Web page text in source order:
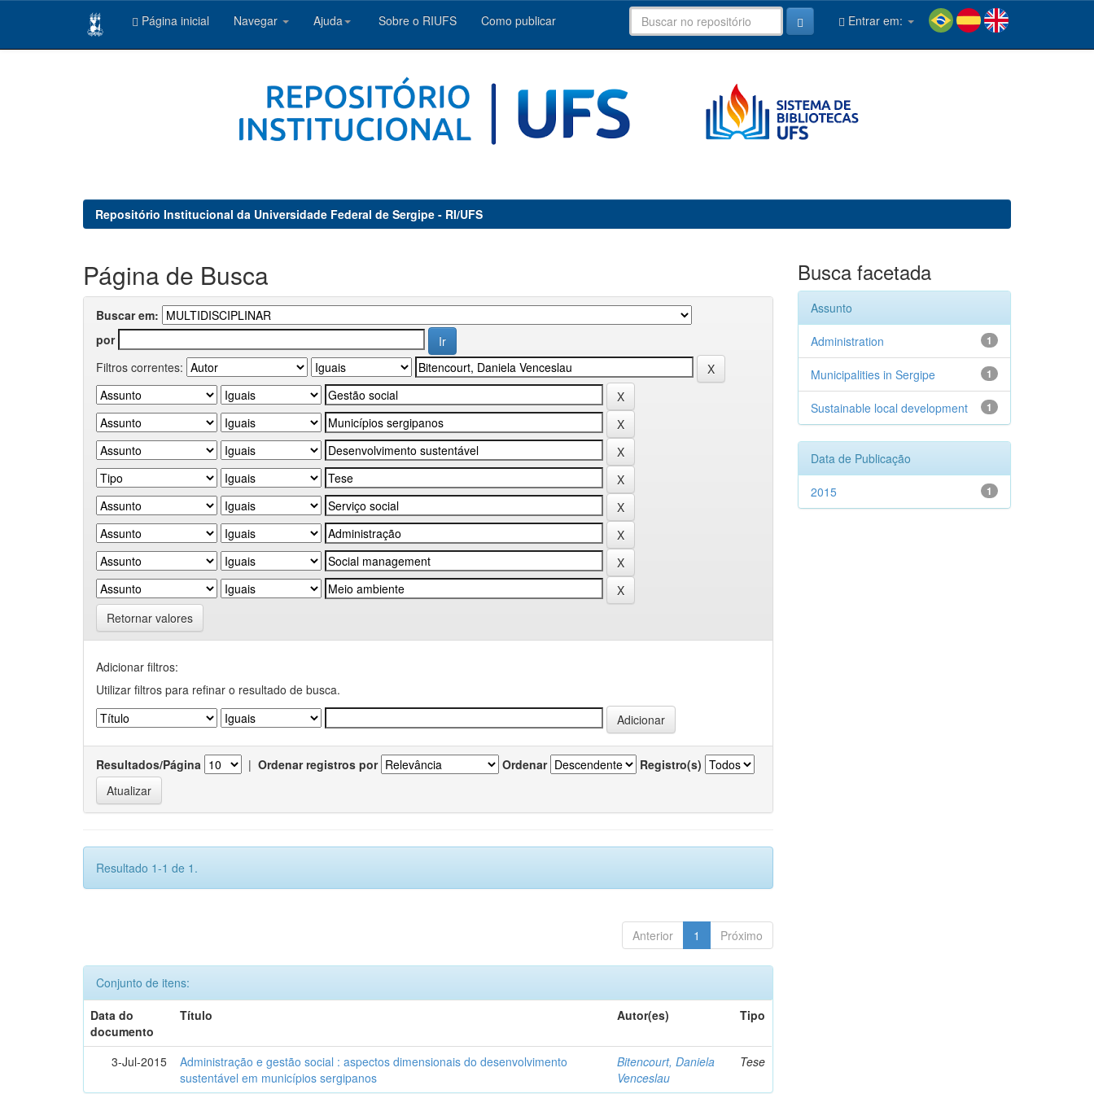
Página inicial Navegar Ajuda Sobre o RIUFS Como publicar Entrar em:
Repositório Institucional da Universidade Federal de Sergipe - RI/UFS
Página de Busca
Buscar em:
por
Filtros correntes:
Retornar valores
Adicionar filtros:
Utilizar filtros para refinar o resultado de busca.
Resultados/Página | Ordenar registros por Ordenar Registro(s)
Resultado 1-1 de 1.
Anterior 1 Próximo
Conjunto de itens:
Data do
documento
Título Autor(es) Tipo
3-Jul-2015
Administração e gestão social : aspectos dimensionais do desenvolvimento
sustentável em municípios sergipanos
Bitencourt, Daniela
Venceslau
Tese
Busca facetada
Assunto
1
Administration
1
Municipalities in Sergipe
1
Sustainable local development
Data de Publicação
1
2015